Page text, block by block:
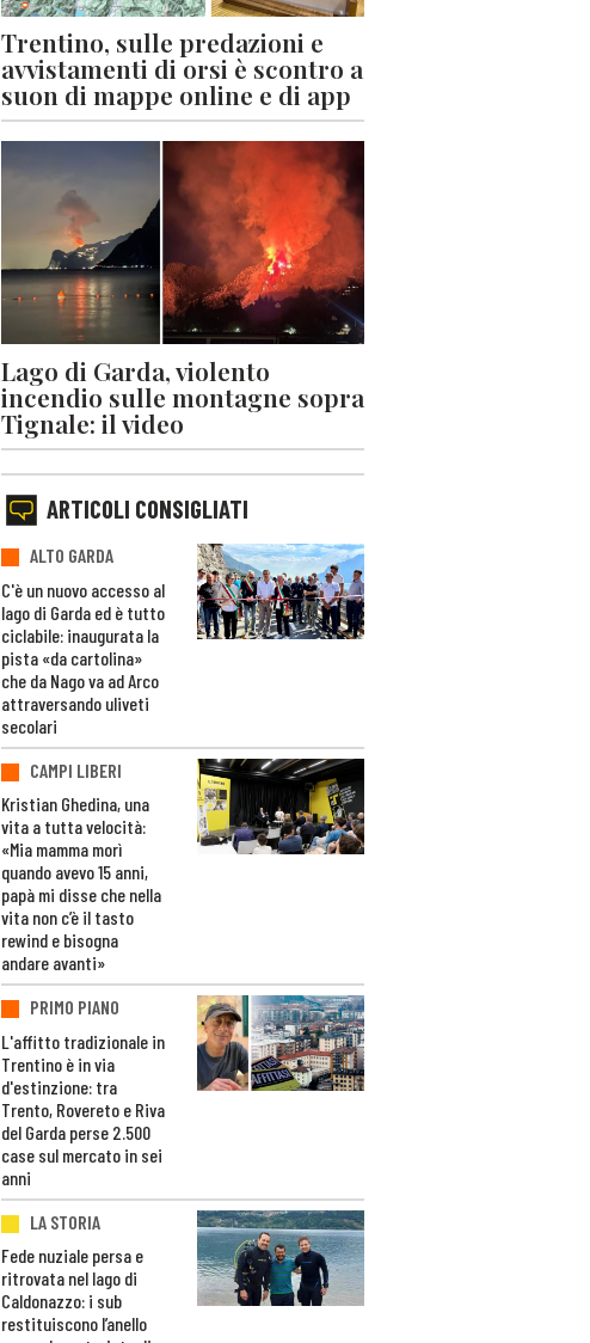
Trentino, sulle predazioni e
avvistamenti di orsi è scontro a
suon di mappe online e di app
Lago di Garda, violento
incendio sulle montagne sopra
Tignale: il video
ARTICOLI CONSIGLIATI
ALTO GARDA
C'è un nuovo accesso al
lago di Garda ed è tutto
ciclabile: inaugurata la
pista «da cartolina»
che da Nago va ad Arco
attraversando uliveti
secolari
CAMPI LIBERI
Kristian Ghedina, una
vita a tutta velocità:
«Mia mamma morì
quando avevo 15 anni,
papà mi disse che nella
vita non c’è il tasto
rewind e bisogna
andare avanti»
PRIMO PIANO
L'affitto tradizionale in
Trentino è in via
d'estinzione: tra
Trento, Rovereto e Riva
del Garda perse 2.500
case sul mercato in sei
anni
LA STORIA
Fede nuziale persa e
ritrovata nel lago di
Caldonazzo: i sub
restituiscono l’anello